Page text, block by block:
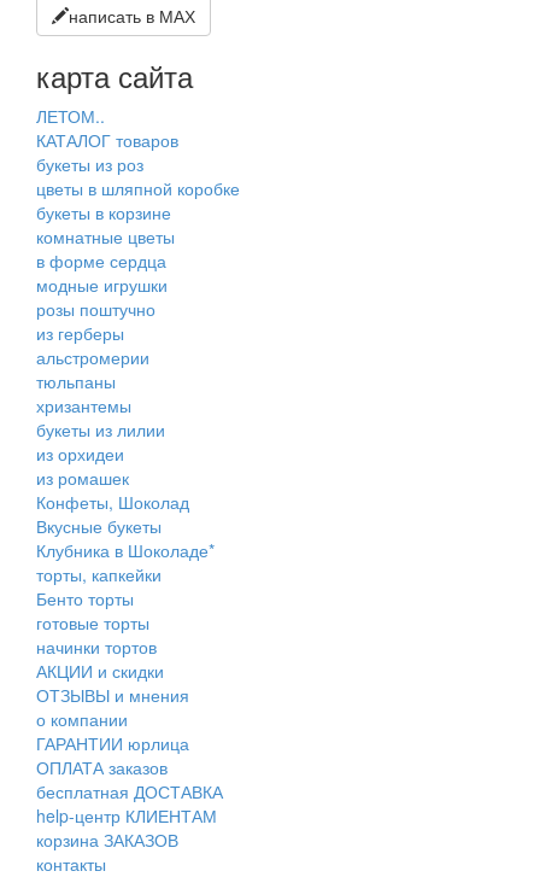
написать в МАХ
карта сайта
ЛЕТОМ..
КАТАЛОГ товаров
букеты из роз
цветы в шляпной коробке
букеты в корзине
комнатные цветы
в форме сердца
модные игрушки
розы поштучно
из герберы
альстромерии
тюльпаны
хризантемы
букеты из лилии
из орхидеи
из ромашек
Конфеты, Шоколад
Вкусные букеты
Клубника в Шоколаде*
торты, капкейки
Бенто торты
готовые торты
начинки тортов
АКЦИИ и скидки
ОТЗЫВЫ и мнения
о компании
ГАРАНТИИ юрлица
ОПЛАТА заказов
бесплатная ДОСТАВКА
help-центр КЛИЕНТАМ
корзина ЗАКАЗОВ
контакты